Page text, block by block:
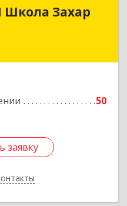
Захар
50
заявку
Школа Захар
заявку